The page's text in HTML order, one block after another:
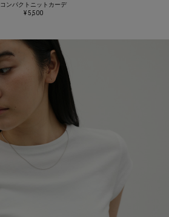
コンパクトニットカーデ
¥ 5,500